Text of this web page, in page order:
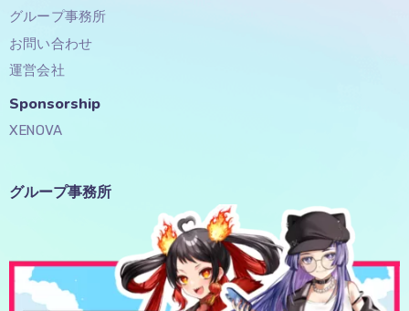
グループ事務所
お問い合わせ
運営会社
Sponsorship​
XENOVA
グループ事務所